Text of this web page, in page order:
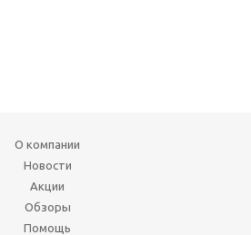
О компании
Новости
Акции
Обзоры
Помощь